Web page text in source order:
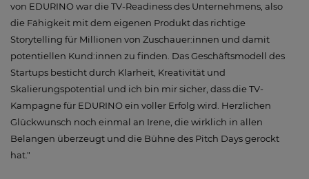
von EDURINO war die TV-Readiness des Unternehmens, also
die Fähigkeit mit dem eigenen Produkt das richtige
Storytelling für Millionen von Zuschauer:innen und damit
potentiellen Kund:innen zu finden. Das Geschäftsmodell des
Startups besticht durch Klarheit, Kreativität und
Skalierungspotential und ich bin mir sicher, dass die TV-
Kampagne für EDURINO ein voller Erfolg wird. Herzlichen
Glückwunsch noch einmal an Irene, die wirklich in allen
Belangen überzeugt und die Bühne des Pitch Days gerockt
hat."